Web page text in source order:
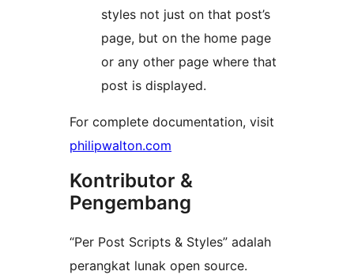
styles not just on that post’s
page, but on the home page
or any other page where that
post is displayed.
For complete documentation, visit
philipwalton.com
Kontributor &
Pengembang
“Per Post Scripts & Styles” adalah
perangkat lunak open source.